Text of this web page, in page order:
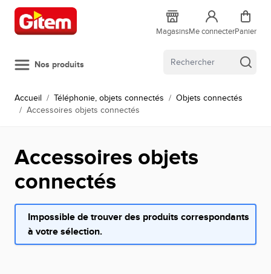
Allez au contenu
MagasinsMe connecterPanier
Nos produits
Accueil / Téléphonie, objets connectés / Objets connectés
/ Accessoires objets connectés
Accessoires objets
connectés
Impossible de trouver des produits correspondants
à votre sélection.